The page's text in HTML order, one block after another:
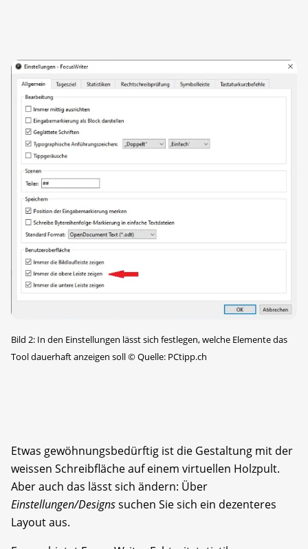
Bild 2: In den Einstellungen lässt sich festlegen, welche Elemente das
Tool dauerhaft anzeigen soll©Quelle: PCtipp.ch
Etwas gewöhnungsbedürftig ist die Gestaltung mit der
weissen Schreibfläche auf einem virtuellen Holzpult.
Aber auch das lässt sich ändern: Über
Einstellungen/Designssuchen Sie sich ein dezenteres
Layout aus.